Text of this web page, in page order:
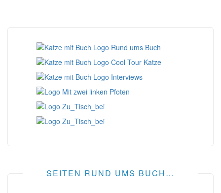
SEITEN RUND UMS BUCH…